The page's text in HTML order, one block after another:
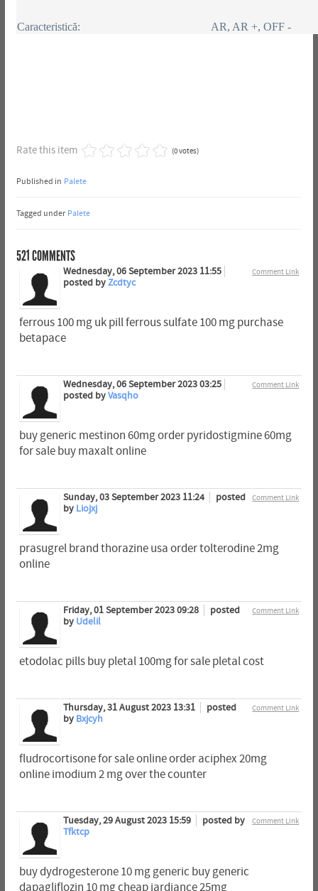
Caracteristică: AR, AR +, OFF -
Rate this item (0 votes)
Published in Palete
Tagged under Palete
521COMMENTS
Comment Link
Wednesday, 06 September 2023 11:55
posted byZcdtyc
ferrous 100 mg uk pill ferrous sulfate 100 mg purchase
betapace
Comment Link
Wednesday, 06 September 2023 03:25
posted byVasqho
buy generic mestinon 60mg order pyridostigmine 60mg
for sale buy maxalt online
Comment Link
Sunday, 03 September 2023 11:24
posted
by Liojxj
prasugrel brand thorazine usa order tolterodine 2mg
online
Comment Link
Friday, 01 September 2023 09:28
posted
by Udelil
etodolac pills buy pletal 100mg for sale pletal cost
Comment Link
Thursday, 31 August 2023 13:31
posted
by Bxjcyh
fludrocortisone for sale online order aciphex 20mg
online imodium 2 mg over the counter
Comment Link
Tuesday, 29 August 2023 15:59
posted by
Tfktcp
buy dydrogesterone 10 mg generic buy generic
dapagliflozin 10 mg cheap jardiance 25mg